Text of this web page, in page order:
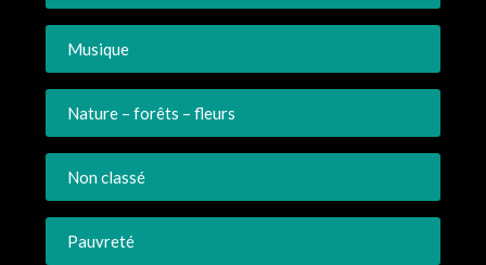
Musique
Nature – forêts – fleurs
Non classé
Pauvreté